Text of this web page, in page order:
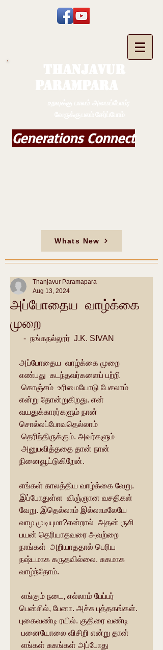
Generations Connect
Whats New
அப்போதைய வாழ்க்கை
முறை
Thanjavur Paramapara
Aug 13, 2024
-  நங்கநல்லூர்  J.K. SIVAN
அப்போதைய  வாழ்க்கை முறை
எண்பது  கடந்தவர்களைப் பற்றி
கொஞ்சம்  உரிமையோடு பேசலாம்
என்று தோன்றுகிறது. என்
வயதுக்காரர்களும் நான்
சொல்லப்போவதெல்லாம்
தெரிந்திருக்கும். அவர்களும்
அனுபவித்ததை தான் நான்
நினைவூட்டுகிறேன்.
எங்கள் காலத்திய வாழ்க்கை வேறு.
இப்போதுள்ள  விஞ்ஞான வசதிகள்
வேறு. இதெல்லாம் இல்லாமலேயே
வாழ முடியுமா?என்றால்  அதன் ருசி
பயன் தெரியாதவரை அவற்றை
நாங்கள்  அறியாததால் பெரிய
நஷ்டமாக கருதவில்லை. சுகமாக
வாழ்ந்தோம்.
எங்கும் நடை, எல்லாம் பேப்பர்
பென்சில், பேனா. அச்சு புத்தகங்கள்.
புகைவண்டி ரயில். குதிரை வண்டி
பனையோலை விசிறி என்று தான்
எங்கள் சுகங்கள் அப்போது